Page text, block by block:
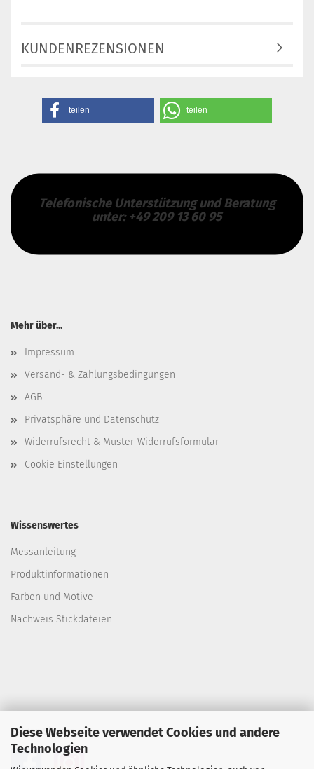
Diese Webseite verwendet Cookies und andere
Technologien
KUNDENREZENSIONEN
teilen teilen
Telefonische Unterstützung und Beratung
unter: +49 209 13 60 95
Mehr über...
Impressum
Versand- & Zahlungsbedingungen
AGB
Privatsphäre und Datenschutz
Widerrufsrecht & Muster-Widerrufsformular
Cookie Einstellungen
Wissenswertes
Messanleitung
Produktinformationen
Farben und Motive
Nachweis Stickdateien
Folgen Sie uns